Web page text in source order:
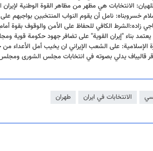
الانتخابات هي مظهر من مظاهر القوة الوطنية لإيران
خسروبناه: نامل أن يقوم النواب المنتخبين بواجبهم
زاده:الشرط الكافي للحفاظ على الأمن والوقوف بقوة
بناء "إيران القوية" على تضافر جهود حكومة قوية
الإسلامية: على الشعب الإيراني ان يخيب أمل الأعداء
قاليباف يدلي بصوته في انتخابات مجلس الشورى ومجلس
الانتخابات في ايران طهران